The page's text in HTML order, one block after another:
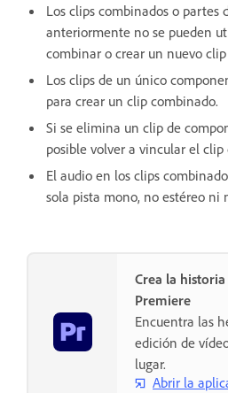
Los clips combinados o partes
anteriormente no se pueden
combinar o crear un nuevo
Los clips de un único
para crear un clip combinado.
Si se elimina un clip de
posible volver a vincular el clip
El audio en los clips
sola pista mono, no estéreo ni
Crea la
Premiere
Encuentra las
edición de
lugar.
Abrir la